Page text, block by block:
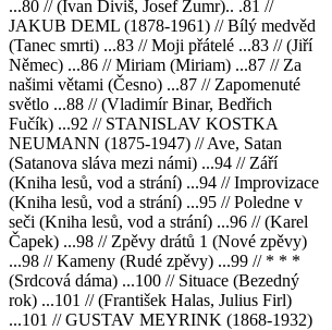
...80 // (Ivan Diviš, Josef Zumr).. .81 //
JAKUB DEML (1878-1961) // Bílý medvěd
(Tanec smrti) ...83 // Moji přátelé ...83 // (Jiří
Němec) ...86 // Miriam (Miriam) ...87 // Za
našimi větami (Česno) ...87 // Zapomenuté
světlo ...88 // (Vladimír Binar, Bedřich
Fučík) ...92 // STANISLAV KOSTKA
NEUMANN (1875-1947) // Ave, Satan
(Satanova sláva mezi námi) ...94 // Září
(Kniha lesů, vod a strání) ...94 // Improvizace
(Kniha lesů, vod a strání) ...95 // Poledne v
seči (Kniha lesů, vod a strání) ...96 // (Karel
Čapek) ...98 // Zpěvy drátů 1 (Nové zpěvy)
...98 // Kameny (Rudé zpěvy) ...99 // * * *
(Srdcová dáma) ...100 // Situace (Bezedný
rok) ...101 // (František Halas, Julius Firl)
...101 // GUSTAV MEYRINK (1868-1932)